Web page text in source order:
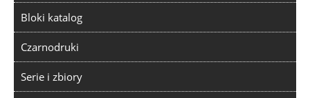
Bloki katalog
Czarnodruki
Serie i zbiory